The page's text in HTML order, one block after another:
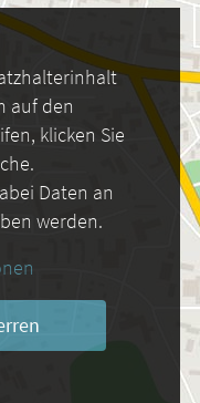
auf den
klicken Sie
Daten an
werden.